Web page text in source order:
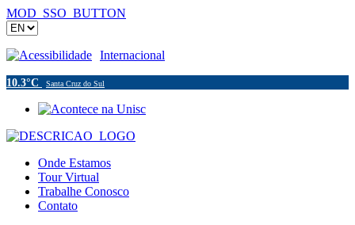
MOD_SSO_BUTTON
Acessibilidade Internacional
10.3°C Santa Cruz do Sul
Onde Estamos
Tour Virtual
Trabalhe Conosco
Contato